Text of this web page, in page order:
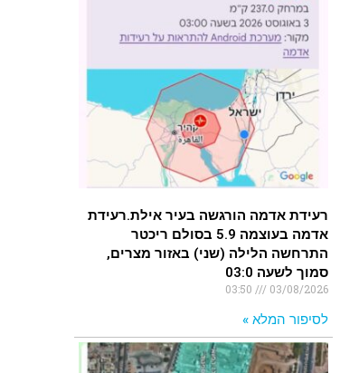
רעידת אדמה הורגשה בעיר אילת.רעידת
אדמה בעוצמה 5.9 בסולם ריכטר
התרחשה הלילה (שני) באזור מצרים,
סמוך לשעה 03:0
03/08/2026
לסיפור המלא »